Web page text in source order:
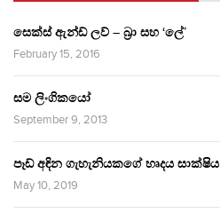
සෙක්ස් ඇන්ඩ් ලව් – බ්‍රා සහ ‘ලේ’
February 15, 2016
සම ලිංගිකයෝ
September 9, 2013
පෑඩ් අඳින ගැහැනියකගේ හෘදය සාක්ෂිය
May 10, 2019